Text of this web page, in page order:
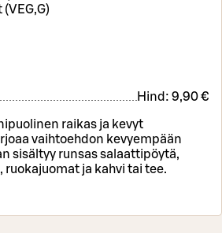
Hind: 9,90 €
raikas ja kevyt
vaihtoehdon kevyempään
sisältyy runsas salaattipöytä,
ruokajuomat ja kahvi tai tee.